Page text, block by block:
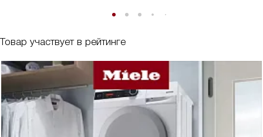
Товар участвует в рейтинге